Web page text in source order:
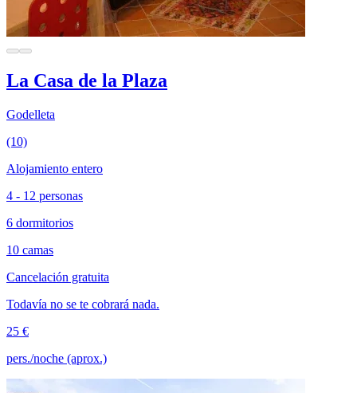
La Casa de la Plaza
Godelleta
(10)
Alojamiento entero
4 - 12 personas
6 dormitorios
10 camas
Cancelación gratuita
Todavía no se te cobrará nada.
25 €
pers./noche (aprox.)